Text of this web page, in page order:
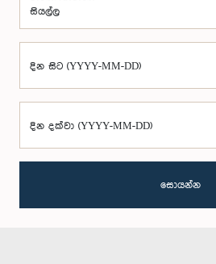
දින සිට (YYYY-MM-DD)
දින දක්වා (YYYY-MM-DD)
සොයන්න